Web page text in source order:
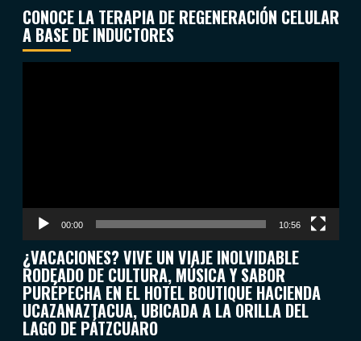
CONOCE LA TERAPIA DE REGENERACIÓN CELULAR
A BASE DE INDUCTORES
00:00 10:56
¿VACACIONES? VIVE UN VIAJE INOLVIDABLE
RODEADO DE CULTURA, MÚSICA Y SABOR
PURÉPECHA EN EL HOTEL BOUTIQUE HACIENDA
UCAZANAZTACUA, UBICADA A LA ORILLA DEL
LAGO DE PÁTZCUARO